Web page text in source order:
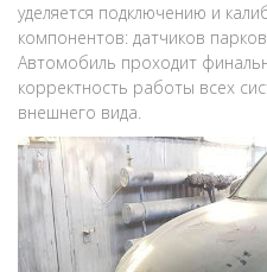
уделяется подключению и
компонентов: датчиков
Автомобиль проходит
корректность работы всех
внешнего вида.